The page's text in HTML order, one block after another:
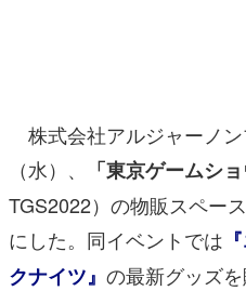
アプリレビュー
その他
電ファミニコゲーマーとは？
運営：株式会社マレ
株式会社アルジャーノ
（水）、
「東京ゲームショ
TGS2022）の物販スペー
にした。同イベントでは
クナイツ』 の最新グッズを